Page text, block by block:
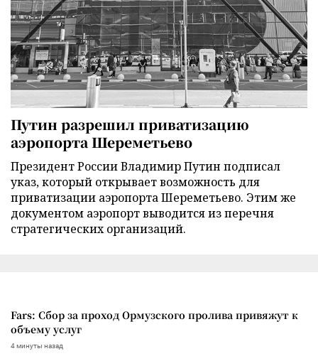
Путин разрешил приватизацию
аэропорта Шереметьево
Президент России Владимир Путин подписал
указ, который открывает возможность для
приватизации аэропорта Шереметьево. Этим же
документом аэропорт выводится из перечня
стратегических организаций.
Fars: Сбор за проход Ормузского пролива привяжут к
объему услуг
4 минуты назад